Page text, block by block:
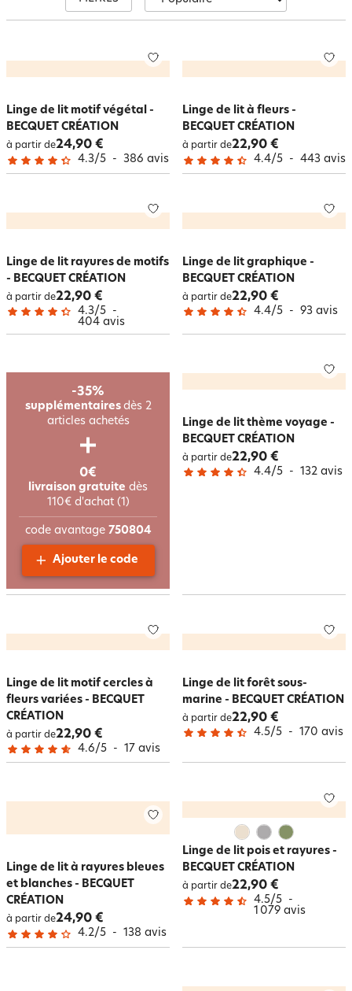
garantissant un confort optimal.
Linge de lit motif végétal -
BECQUET CRÉATION
à partir de24,90 €
4.3/5 - 386 avis
Linge de lit à fleurs -
BECQUET CRÉATION
à partir de22,90 €
4.4/5 - 443 avis
Linge de lit rayures de motifs
- BECQUET CRÉATION
à partir de22,90 €
4.3/5 -
404 avis
Linge de lit graphique -
BECQUET CRÉATION
à partir de22,90 €
4.4/5 - 93 avis
Linge de lit thème voyage -
BECQUET CRÉATION
à partir de22,90 €
4.4/5 - 132 avis
Linge de lit motif cercles à
fleurs variées - BECQUET
CRÉATION
à partir de22,90 €
4.6/5 - 17 avis
Linge de lit forêt sous-
marine - BECQUET CRÉATION
à partir de22,90 €
4.5/5 - 170 avis
Linge de lit à rayures bleues
et blanches - BECQUET
CRÉATION
à partir de24,90 €
4.2/5 - 138 avis
Linge de lit pois et rayures -
BECQUET CRÉATION
à partir de22,90 €
4.5/5 -
1 079 avis
-35%
supplémentaires dès 2
articles achetés
0€
livraison gratuite dès
110€ d'achat (1)
code avantage 750804
Ajouter le code